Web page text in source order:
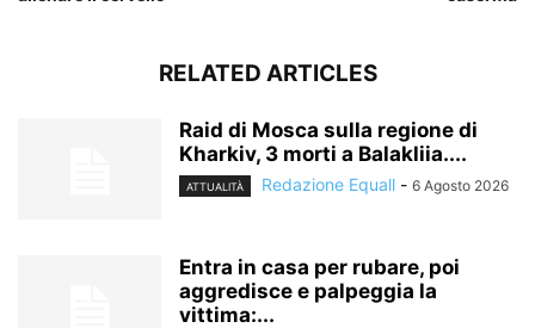
RELATED ARTICLES
Raid di Mosca sulla regione di
Kharkiv, 3 morti a Balakliia....
ATTUALITÀ Redazione Equall - 6 Agosto 2026
Entra in casa per rubare, poi
aggredisce e palpeggia la
vittima:...